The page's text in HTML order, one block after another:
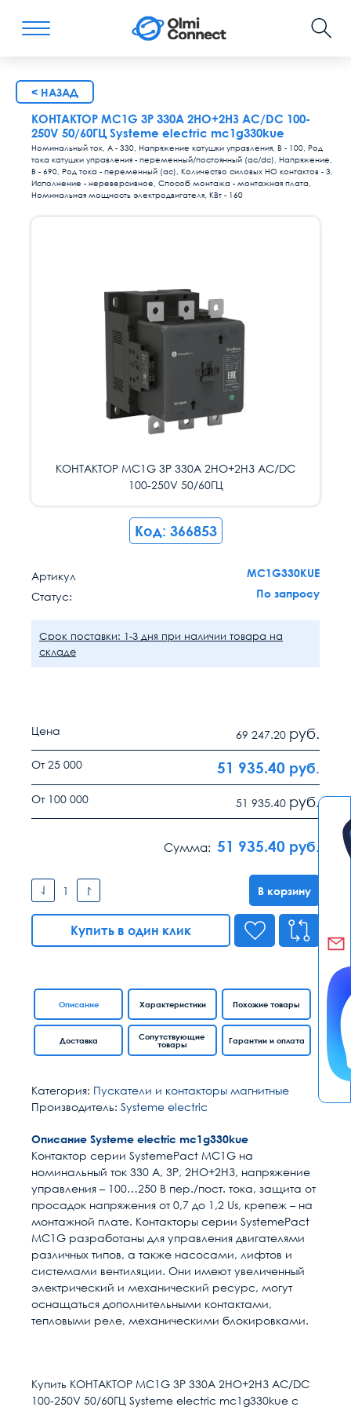
< НАЗАД
КОНТАКТОР MC1G 3P 330A 2НО+2НЗ AC/DC 100-
250V 50/60ГЦ Systeme electric mc1g330kue
Номинальный ток, А - 330, Напряжение катушки управления, В - 100, Род
тока катушки управления - переменный/постоянный (ac/dc), Напряжение,
В - 690, Род тока - переменный (ac), Количество силовых НО контактов - 3,
Исполнение - нереверсивное, Способ монтажа - монтажная плата,
Номинальная мощность электродвигателя, КВт - 160
КОНТАКТОР MC1G 3P 330A 2НО+2НЗ AC/DC
100-250V 50/60ГЦ
Код: 366853
Артикул
MC1G330KUE
Статус:
По запросу
Срок поставки: 1-3 дня при наличии товара на
складе
Цена 69 247.20 руб.
От 25 000 51 935.40 руб.
От 100 000 51 935.40 руб.
Сумма: 51 935.40 руб.
В корзину
Купить в один клик
Описание Характеристики
Доставка
Похожие товары
Сопутствующие
товары
Гарантии и оплата
Категория: Пускатели и контакторы магнитные
Производитель: Systeme electric
Описание Systeme electric mc1g330kue
Контактор серии SystemePact MC1G на
номинальный ток 330 А, 3P, 2НО+2НЗ, напряжение
управления – 100…250 В пер./пост. тока, защита от
просадок напряжения от 0,7 до 1,2 Us, крепеж – на
монтажной плате. Контакторы серии SystemePact
MC1G разработаны для управления двигателями
различных типов, а также насосами, лифтов и
системами вентиляции. Они имеют увеличенный
электрический и механический ресурс, могут
оснащаться дополнительными контактами,
тепловыми реле, механическими блокировками.
Номинальный ток, А 330
Купить КОНТАКТОР MC1G 3P 330A 2НО+2НЗ AC/DC
100-250V 50/60ГЦ Systeme electric mc1g330kue с